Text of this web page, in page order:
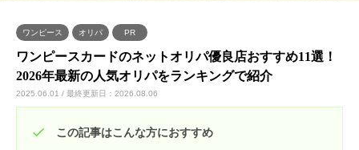
トレカの地図について
カードショップオーナーの方へ
ワンピース オリパ PR
ワンピースカードのネットオリパ優良店おすすめ11選！
2026年最新の人気オリパをランキングで紹介
2025.06.01 / 最終更新日：2026.08.06
この記事はこんな方におすすめ